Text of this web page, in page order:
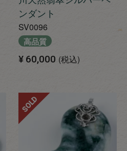
ンダント
SV0096
高品質
¥ 60,000 税込
SOLD